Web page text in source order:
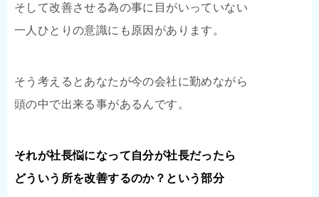
そして改善させる為の事に目がいっていない
一人ひとりの意識にも原因があります。
そう考えるとあなたが今の会社に勤めながら
頭の中で出来る事があるんです。
それが社長悩になって自分が社長だったら
どういう所を改善するのか？という部分